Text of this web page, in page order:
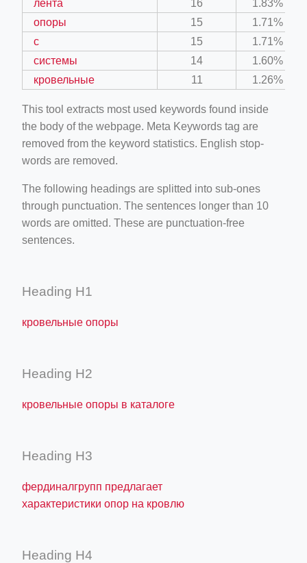
лента 16
1.83%
опоры
15
1.71%
с
15
1.71%
системы
14
1.60%
кровельные
11 1.26%
This tool extracts most used keywords found inside
the body of the webpage. Meta Keywords tag are
removed from the keyword statistics. English stop-
words are removed.
The following headings are splitted into sub-ones
through punctuation. The sentences longer than 10
words are omitted. These are punctuation-free
sentences.
Heading H1
кровельные опоры
Heading H2
кровельные опоры в каталоге
Heading H3
фердиналгрупп предлагает
характеристики опор на кровлю
Heading H4